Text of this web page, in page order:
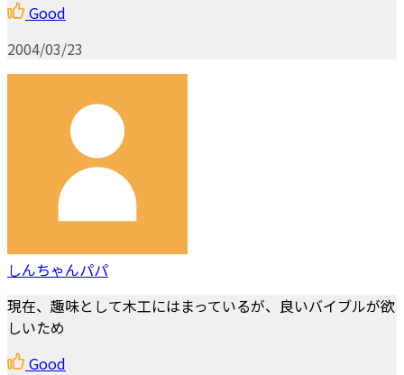
Good
2004/03/23
しんちゃんパパ
現在、趣味として木工にはまっているが、良いバイブルが欲
しいため
Good